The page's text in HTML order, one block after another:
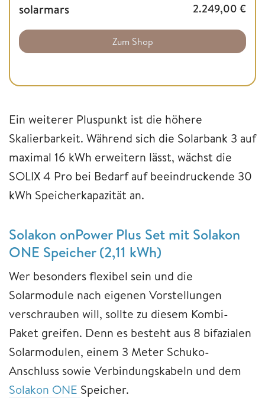
solarmars 2.249,00 €
Zum Shop
Ein weiterer Pluspunkt ist die höhere
Skalierbarkeit. Während sich die Solarbank 3 auf
maximal 16 kWh erweitern lässt, wächst die
SOLIX 4 Pro bei Bedarf auf beeindruckende 30
kWh Speicherkapazität an.
Solakon onPower Plus Set mit Solakon
ONE Speicher (2,11 kWh)
Wer besonders flexibel sein und die
Solarmodule nach eigenen Vorstellungen
verschrauben will, sollte zu diesem Kombi-
Paket greifen. Denn es besteht aus 8 bifazialen
Solarmodulen, einem 3 Meter Schuko-
Anschluss sowie Verbindungskabeln und dem
Solakon ONE Speicher.